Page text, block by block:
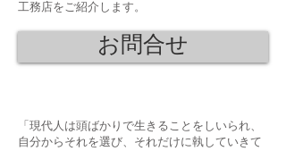
工務店をご紹介します。
お問合せ
「現代人は頭ばかりで生きることをしいられ、
自分からそれを選び、それだけに執していきて